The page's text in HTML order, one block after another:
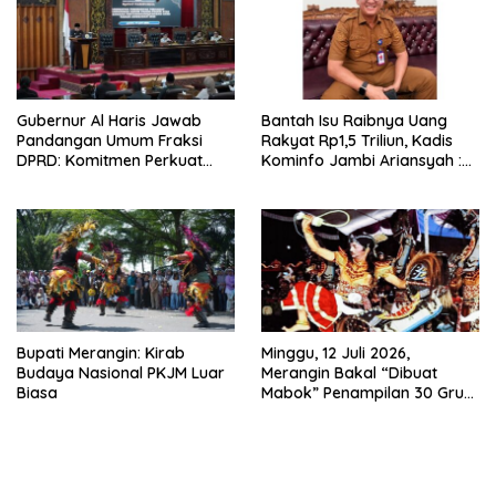
Gubernur Al Haris Jawab
Pandangan Umum Fraksi
DPRD: Komitmen Perkuat
Bantah Isu Raibnya Uang
Rakyat Rp1,5 Triliun, Kadis
Kominfo Jambi Ariansyah :
Sejak 2002
Bupati Merangin: Kirab
Budaya Nasional PKJM Luar
Biasa
Minggu, 12 Juli 2026,
Merangin Bakal “Dibuat
Mabok” Penampilan 30 Grup